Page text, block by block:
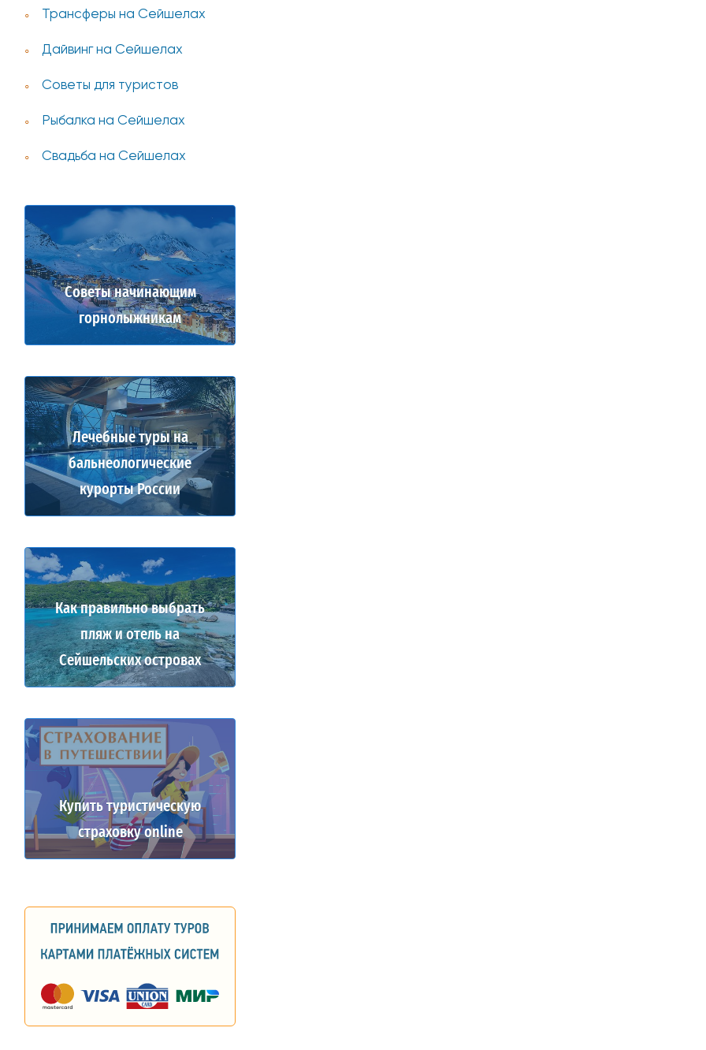
Трансферы на Сейшелах
Дайвинг на Сейшелах
Советы для туристов
Рыбалка на Сейшелах
Свадьба на Сейшелах
Советы начинающим
горнолыжникам
Лечебные туры на
бальнеологические
курорты России
Как правильно выбрать
пляж и отель на
Сейшельских островах
Купить туристическую
страховку online